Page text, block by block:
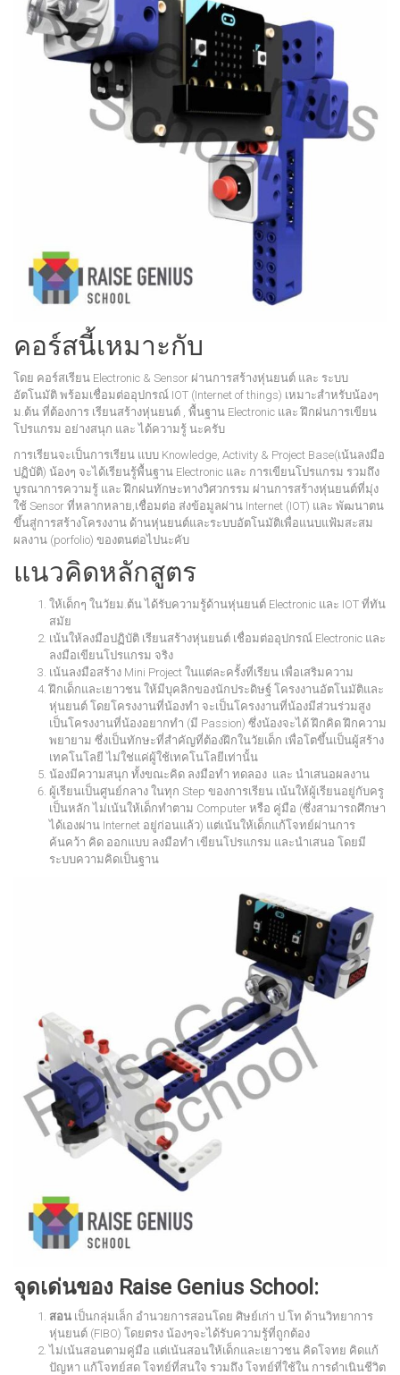
คอร์สนี้เหมาะกับ
โดย คอร์สเรียน Electronic & Sensor ผ่านการสร้างหุ่นยนต์ และ ระบบ
อัตโนมัติ พร้อมเชื่อมต่ออุปกรณ์ IOT (Internet of things) เหมาะสำหรับน้องๆ
ม.ต้น ที่ต้องการ เรียนสร้างหุ่นยนต์ , พื้นฐาน Electronic และ ฝึกฝนการเขียน
โปรแกรม อย่างสนุก และ ได้ความรู้ นะครับ
การเรียนจะเป็นการเรียน แบบ Knowledge, Activity & Project Base(เน้นลงมือ
ปฏิบัติ) น้องๆ จะได้เรียนรู้พื้นฐาน Electronic และ การเขียนโปรแกรม รวมถึง
บูรณาการความรู้ และ ฝึกฝนทักษะทางวิศวกรรม ผ่านการสร้างหุ่นยนต์ที่มุ่ง
ใช้ Sensor ที่หลากหลาย,เชื่อมต่อ ส่งข้อมูลผ่าน Internet (IOT) และ พัฒนาตน
ขึ้นสู่การสร้างโครงงาน ด้านหุ่นยนต์และระบบอัตโนมัติเพื่อแนบแฟ้มสะสม
ผลงาน (porfolio) ของตนต่อไปนะคับ
แนวคิดหลักสูตร
ให้เด็กๆ ในวัยม.ต้น ได้รับความรู้ด้านหุ่นยนต์ Electronic และ IOT ที่ทัน
สมัย
เน้นให้ลงมือปฏิบัติ เรียนสร้างหุ่นยนต์ เชื่อมต่ออุปกรณ์ Electronic และ
ลงมือเขียนโปรแกรม จริง
เน้นลงมือสร้าง Mini Project ในแต่ละครั้งที่เรียน เพื่อเสริมความ
ฝึกเด็กและเยาวชน ให้มีบุคลิกของนักประดิษฐ์ โครงงานอัตโนมัติและ
หุ่นยนต์ โดยโครงงานที่น้องทำ จะเป็นโครงงานที่น้องมีส่วนร่วมสูง
เป็นโครงงานที่น้องอยากทำ (มี Passion) ซึ่งน้องจะได้ ฝึกคิด ฝึกความ
พยายาม ซึ่งเป็นทักษะที่สำคัญที่ต้องฝึกในวัยเด็ก เพื่อโตขึ้นเป็นผู้สร้าง
เทคโนโลยี ไม่ใช่แค่ผู้ใช้เทคโนโลยีเท่านั้น
น้องมีความสนุก ทั้งขณะคิด ลงมือทำ ทดลอง และ นำเสนอผลงาน
ผู้เรียนเป็นศูนย์กลาง ในทุก Step ของการเรียน เน้นให้ผู้เรียนอยู่กับครู
เป็นหลัก ไม่เน้นให้เด็กทำตาม Computer หรือ คู่มือ (ซึ่งสามารถศึกษา
ได้เองผ่าน Internet อยู่ก่อนแล้ว) แต่เน้นให้เด็กแก้โจทย์ผ่านการ
ค้นคว้า คิด ออกแบบ ลงมือทำ เขียนโปรแกรม และนำเสนอ โดยมี
ระบบความคิดเป็นฐาน
จุดเด่นของ Raise Genius School:
สอน เป็นกลุ่มเล็ก อำนวยการสอนโดย ศิษย์เก่า ป.โท ด้านวิทยาการ
หุ่นยนต์ (FIBO) โดยตรง น้องๆจะได้รับความรู้ที่ถูกต้อง
ไม่เน้นสอนตามคู่มือ แต่เน้นสอนให้เด็กและเยาวชน คิดโจทย คิดแก้
ปัญหา แก้โจทย์สด โจทย์ที่สนใจ รวมถึง โจทย์ที่ใช้ใน การดำเนินชีวิต